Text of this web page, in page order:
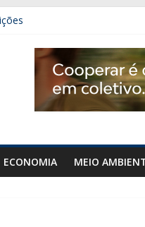
de 50 gramas de cocaína em
área de diplomacia no
ECONOMIA MEIO